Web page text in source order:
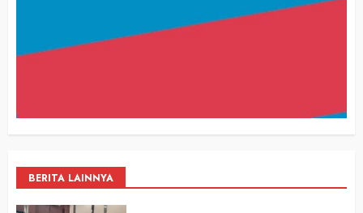
BERITA LAINNYA